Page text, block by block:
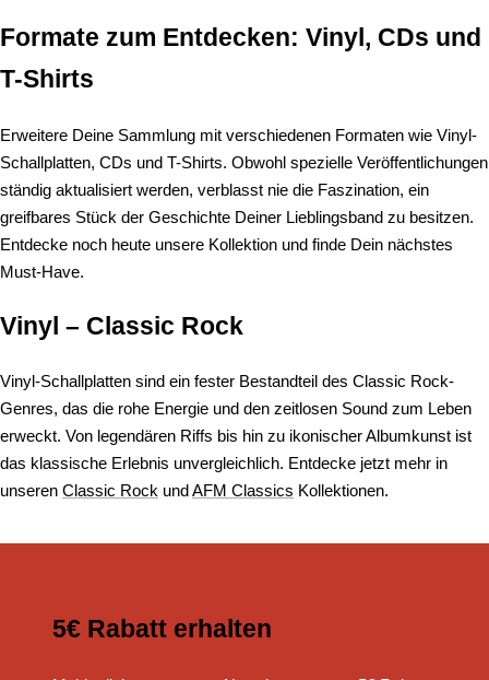
Formate zum Entdecken: Vinyl, CDs und
T-Shirts
Erweitere Deine Sammlung mit verschiedenen Formaten wie Vinyl-
Schallplatten, CDs und T-Shirts. Obwohl spezielle Veröffentlichungen
ständig aktualisiert werden, verblasst nie die Faszination, ein
greifbares Stück der Geschichte Deiner Lieblingsband zu besitzen.
Entdecke noch heute unsere Kollektion und finde Dein nächstes
Must-Have.
Vinyl – Classic Rock
Vinyl-Schallplatten sind ein fester Bestandteil des Classic Rock-
Genres, das die rohe Energie und den zeitlosen Sound zum Leben
erweckt. Von legendären Riffs bis hin zu ikonischer Albumkunst ist
das klassische Erlebnis unvergleichlich. Entdecke jetzt mehr in
unseren Classic Rock und AFM Classics Kollektionen.
5€ Rabatt erhalten